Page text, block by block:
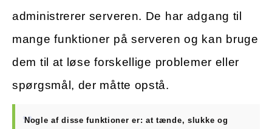
administrerer serveren. De har adgang til
mange funktioner på serveren og kan bruge
dem til at løse forskellige problemer eller
spørgsmål, der måtte opstå.
Nogle af disse funktioner er: at tænde, slukke og